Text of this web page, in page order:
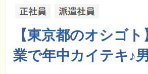
【東京都のオシゴ
業で年中カイテキ♪